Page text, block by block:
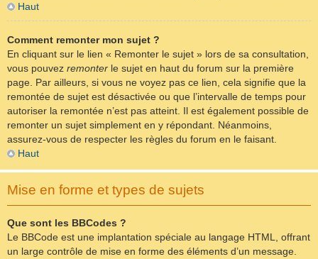
Haut
Comment remonter mon sujet ?
En cliquant sur le lien « Remonter le sujet » lors de sa consultation,
vous pouvez remonter le sujet en haut du forum sur la première
page. Par ailleurs, si vous ne voyez pas ce lien, cela signifie que la
remontée de sujet est désactivée ou que l’intervalle de temps pour
autoriser la remontée n’est pas atteint. Il est également possible de
remonter un sujet simplement en y répondant. Néanmoins,
assurez-vous de respecter les règles du forum en le faisant.
Haut
Mise en forme et types de sujets
Que sont les BBCodes ?
Le BBCode est une implantation spéciale au langage HTML, offrant
un large contrôle de mise en forme des éléments d’un message.